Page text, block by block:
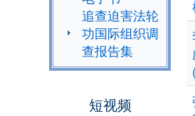
追查迫害法轮
功国际组织调
查报告集
短视频